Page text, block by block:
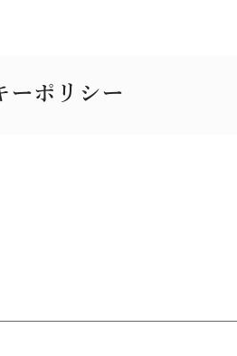
ーポリシー
ー（Cookie）を使用しています